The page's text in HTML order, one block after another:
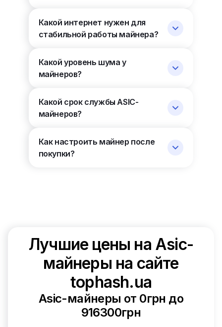
Какой интернет нужен для
стабильной работы майнера?
Какой уровень шума у
майнеров?
Какой срок службы ASIC-
майнеров?
Как настроить майнер после
покупки?
Лучшие цены на Asic-
майнеры на сайте
tophash.ua
Asic-майнеры от 0грн до
916300грн